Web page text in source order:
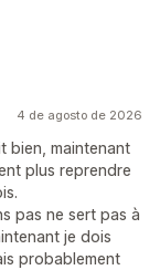
4 de agosto de 2026
bien, maintenant
plus reprendre
pas ne sert pas à
je dois
probablement